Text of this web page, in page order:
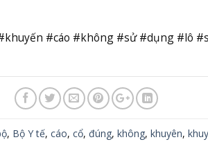
#cáo #không #sử #dụng #lô
, Bộ Y tế, cáo, cổ, đúng, không, khuyên,